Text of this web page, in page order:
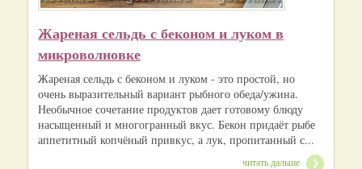
Жареная сельдь с беконом и луком в
микроволновке
Жареная сельдь с беконом и луком - это простой, но
очень выразительный вариант рыбного обеда/ужина.
Необычное сочетание продуктов дает готовому блюду
насыщенный и многогранный вкус. Бекон придаёт рыбе
аппетитный копчёный привкус, а лук, пропитанный с...
читать дальше